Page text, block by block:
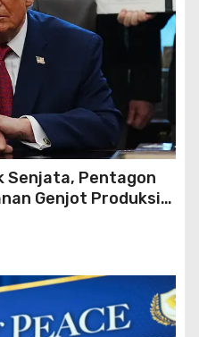
Senjata, Pentagon
Genjot Produksi